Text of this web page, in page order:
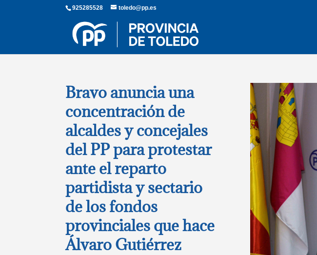
925285528 toledo@pp.es
Bravo anuncia una
concentración de
alcaldes y concejales
del PP para protestar
ante el reparto
partidista y sectario
de los fondos
provinciales que hace
Álvaro Gutiérrez